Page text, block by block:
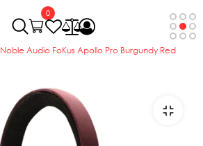
0
Noble Audio FoKus Apollo Pro Burgundy Red